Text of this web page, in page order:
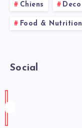
Chiens Deco
Food & Nutrition
Social